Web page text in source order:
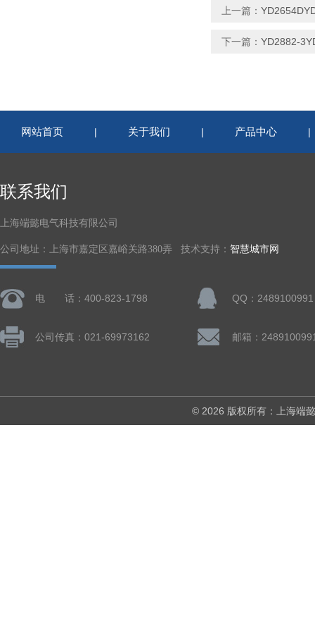
上一篇：
下一篇： YD2882-
网站首页 | 关于我们 | 产品中心
联系我们
上海端懿电气科技有限公司
公司地址：上海市嘉定区嘉峪关路380弄 技术支持： 智慧城市网
电 话：400-823-1798 QQ：2489100991
公司传真：021-69973162 邮箱：
© 2026 版权所有：上海端